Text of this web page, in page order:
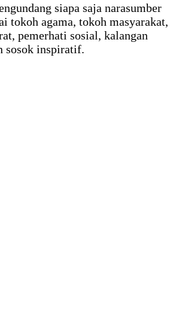
siapa saja narasumber
tokoh agama, tokoh masyarakat,
pemerhati sosial, kalangan
sosok inspiratif.